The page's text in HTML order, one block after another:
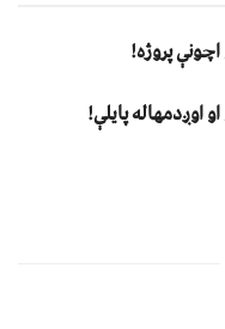
پروژه!
اوږدمهاله پایلې!